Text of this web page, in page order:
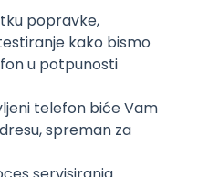
popravke,
kako bismo
u potpunosti
telefon biće Vam
spreman za